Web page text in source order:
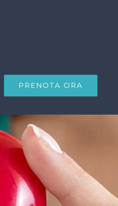
PRENOTA ORA